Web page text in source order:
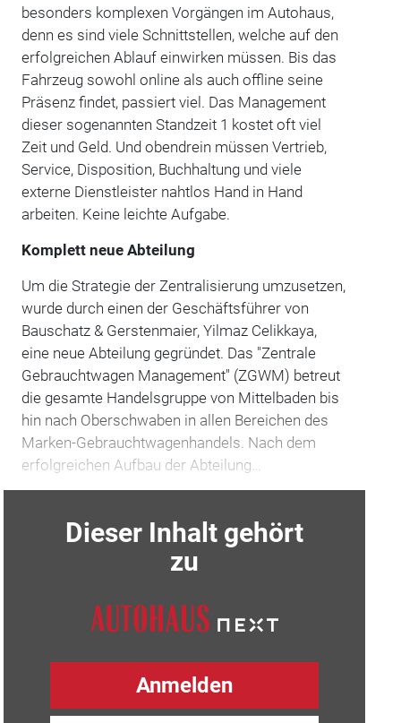
besonders komplexen Vorgängen im Autohaus,
denn es sind viele Schnittstellen, welche auf den
erfolgreichen Ablauf einwirken müssen. Bis das
Fahrzeug sowohl online als auch offline seine
Präsenz findet, passiert viel. Das Management
dieser sogenannten Standzeit 1 kostet oft viel
Zeit und Geld. Und obendrein müssen Vertrieb,
Service, Disposition, Buchhaltung und viele
externe Dienstleister nahtlos Hand in Hand
arbeiten. Keine leichte Aufgabe.
Komplett neue Abteilung
Um die Strategie der Zentralisierung umzusetzen,
wurde durch einen der Geschäftsführer von
Bauschatz & Gerstenmaier, Yilmaz Celikkaya,
eine neue Abteilung gegründet. Das "Zentrale
Gebrauchtwagen Management" (ZGWM) betreut
die gesamte Handelsgruppe von Mittelbaden bis
hin nach Oberschwaben in allen Bereichen des
Marken-Gebrauchtwagenhandels. Nach dem
erfolgreichen Aufbau der Abteilung…
Dieser Inhalt gehört
zu
Anmelden